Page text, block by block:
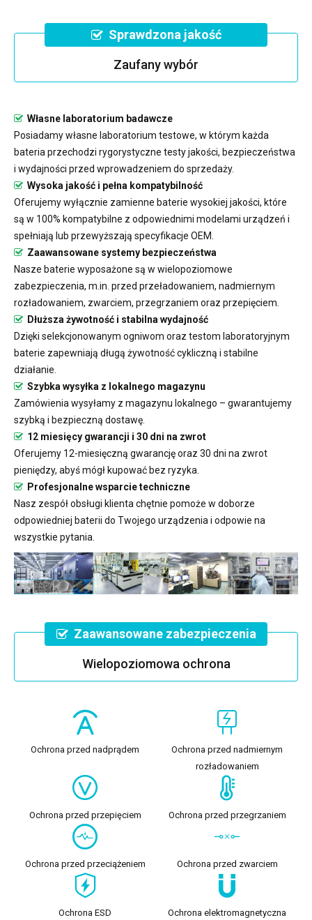
Sprawdzona jakość
Zaufany wybór
Własne laboratorium badawcze
Posiadamy własne laboratorium testowe, w którym każda
bateria przechodzi rygorystyczne testy jakości, bezpieczeństwa
i wydajności przed wprowadzeniem do sprzedaży.
Wysoka jakość i pełna kompatybilność
Oferujemy wyłącznie zamienne baterie wysokiej jakości, które
są w 100% kompatybilne z odpowiednimi modelami urządzeń i
spełniają lub przewyższają specyfikacje OEM.
Zaawansowane systemy bezpieczeństwa
Nasze baterie wyposażone są w wielopoziomowe
zabezpieczenia, m.in. przed przeładowaniem, nadmiernym
rozładowaniem, zwarciem, przegrzaniem oraz przepięciem.
Dłuższa żywotność i stabilna wydajność
Dzięki selekcjonowanym ogniwom oraz testom laboratoryjnym
baterie zapewniają długą żywotność cykliczną i stabilne
działanie.
Szybka wysyłka z lokalnego magazynu
Zamówienia wysyłamy z magazynu lokalnego – gwarantujemy
szybką i bezpieczną dostawę.
12 miesięcy gwarancji i 30 dni na zwrot
Oferujemy 12-miesięczną gwarancję oraz 30 dni na zwrot
pieniędzy, abyś mógł kupować bez ryzyka.
Profesjonalne wsparcie techniczne
Nasz zespół obsługi klienta chętnie pomoże w doborze
odpowiedniej baterii do Twojego urządzenia i odpowie na
wszystkie pytania.
Zaawansowane zabezpieczenia
Wielopoziomowa ochrona
Ochrona przed nadprądem
Ochrona przed nadmiernym
rozładowaniem
Ochrona przed przepięciem Ochrona przed przegrzaniem
Ochrona przed przeciążeniem Ochrona przed zwarciem
Ochrona ESD Ochrona elektromagnetyczna